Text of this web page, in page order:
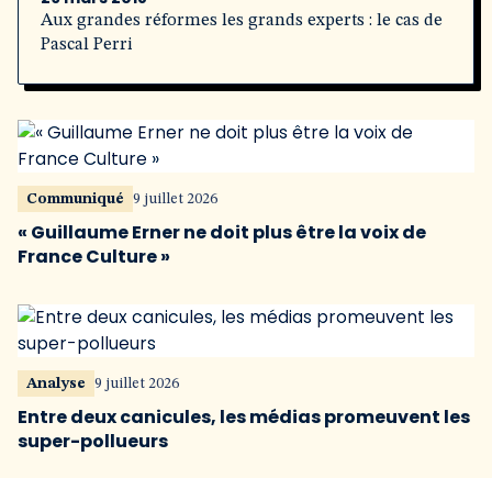
Aux grandes réformes les grands experts : le cas de
Pascal Perri
Communiqué 9 juillet 2026
« Guillaume Erner ne doit plus être la voix de
France Culture »
Analyse 9 juillet 2026
Entre deux canicules, les médias promeuvent les
super-pollueurs